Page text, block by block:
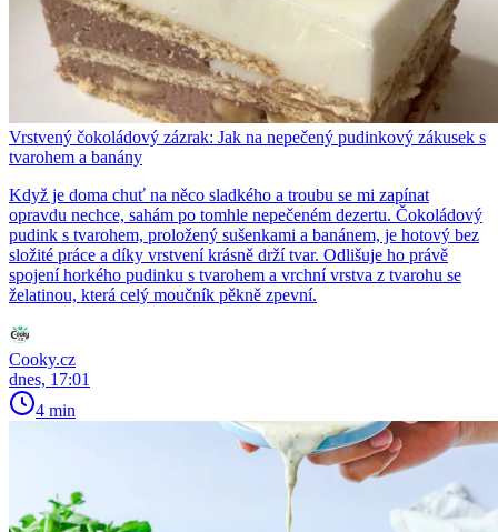
Vrstvený čokoládový zázrak: Jak na nepečený pudinkový zákusek s
tvarohem a banány
Když je doma chuť na něco sladkého a troubu se mi zapínat
opravdu nechce, sahám po tomhle nepečeném dezertu. Čokoládový
pudink s tvarohem, proložený sušenkami a banánem, je hotový bez
složité práce a díky vrstvení krásně drží tvar. Odlišuje ho právě
spojení horkého pudinku s tvarohem a vrchní vrstva z tvarohu se
želatinou, která celý moučník pěkně zpevní.
Cooky.cz
dnes, 17:01
4 min